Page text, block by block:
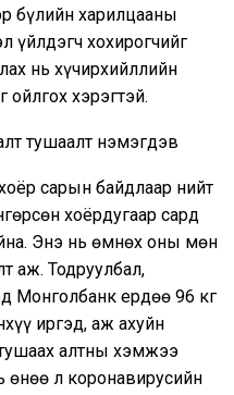
бүлийн харилцааны
үйлдэгч хохирогчийг
нь хүчирхийллийн
ойлгох хэрэгтэй.
тушаалт нэмэгдэв
сарын байдлаар нийт
хоёрдугаар сард
Энэ нь өмнөх оны мөн
аж. Тодруулбал,
Монголбанк ердөө 96 кг
иргэд, аж ахуйн
алтны хэмжээ
өнөө л коронавирусийн